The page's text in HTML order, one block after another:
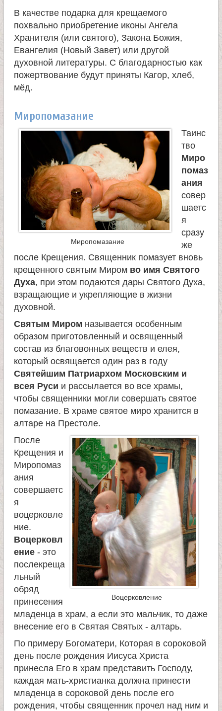
В качестве подарка для крещаемого
похвально приобретение иконы Ангела
Хранителя (или святого), Закона Божия,
Евангелия (Новый Завет) или другой
духовной литературы. С благодарностью как
пожертвование будут приняты Кагор, хлеб,
мёд.
Миропомазание
Миропомазание
Таинс
тво
Миро
помаз
ания
совер
шаетс
я
сразу
же
после Крещения. Священник помазует вновь
крещенного святым Миром во имя Святого
Духа, при этом подаются дары Святого Духа,
взращающие и укрепляющие в жизни
духовной.
Святым Миром называется особенным
образом приготовленный и освященный
состав из благовонных веществ и елея,
который освящается один раз в году
Святейшим Патриархом Московским и
всея Руси и рассылается во все храмы,
чтобы священники могли совершать святое
помазание. В храме святое миро хранится в
алтаре на Престоле.
Воцерковление
После
Крещения и
Миропомаз
ания
совершаетс
я
воцерковле
ние.
Воцерковл
ение - это
послекреща
льный
обряд
принесения
младенца в храм, а если это мальчик, то даже
внесение его в Святая Святых - алтарь.
По примеру Богоматери, Которая в сороковой
день после рождения Иисуса Хриcта
принесла Его в храм представить Господу,
каждая мать-христианка должна принести
младенца в сороковой день после его
рождения, чтобы священник прочел над ним и